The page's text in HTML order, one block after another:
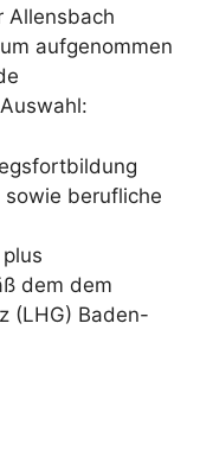
Allensbach
aufgenommen
berufliche
dem dem
(LHG) Baden-